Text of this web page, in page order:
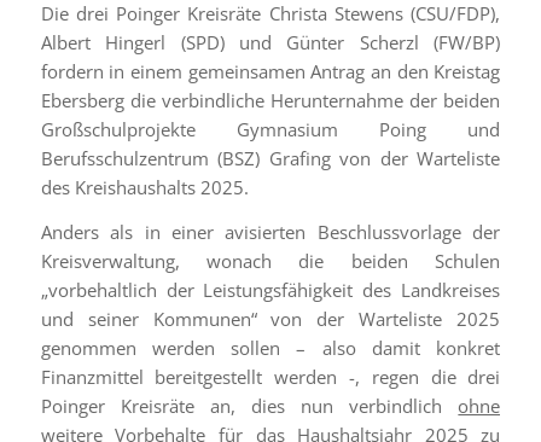
Die drei Poinger Kreisräte Christa Stewens (CSU/FDP),
Albert Hingerl (SPD) und Günter Scherzl (FW/BP)
fordern in einem gemeinsamen Antrag an den Kreistag
Ebersberg die verbindliche Herunternahme der beiden
Großschulprojekte Gymnasium Poing und
Berufsschulzentrum (BSZ) Grafing von der Warteliste
des Kreishaushalts 2025.
Anders als in einer avisierten Beschlussvorlage der
Kreisverwaltung, wonach die beiden Schulen
„vorbehaltlich der Leistungsfähigkeit des Landkreises
und seiner Kommunen“ von der Warteliste 2025
genommen werden sollen – also damit konkret
Finanzmittel bereitgestellt werden -, regen die drei
Poinger Kreisräte an, dies nun verbindlich ohne
weitere Vorbehalte für das Haushaltsjahr 2025 zu